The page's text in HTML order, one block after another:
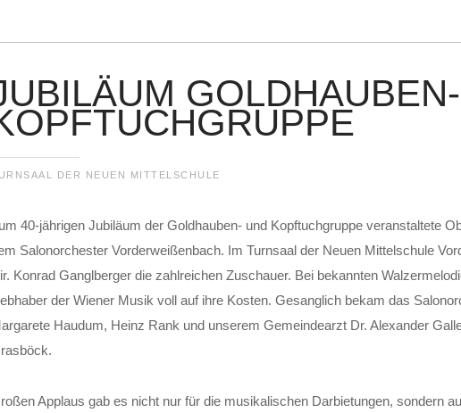
DER NEUEN MITTELSCHULE
40-jährigen Jubiläum der Goldhauben- und Kopftuchgruppe veranstaltete
Salonorchester Vorderweißenbach. Im Turnsaal der Neuen Mittelschule
Konrad Ganglberger die zahlreichen Zuschauer. Bei bekannten
der Wiener Musik voll auf ihre Kosten. Gesanglich bekam das
Haudum, Heinz Rank und unserem Gemeindearzt Dr. Alexander
Applaus gab es nicht nur für die musikalischen Darbietungen, sondern